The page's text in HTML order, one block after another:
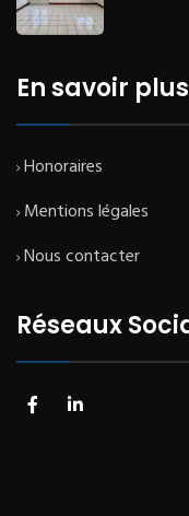
En savoir plus
Honoraires
Mentions légales
Nous contacter
Réseaux